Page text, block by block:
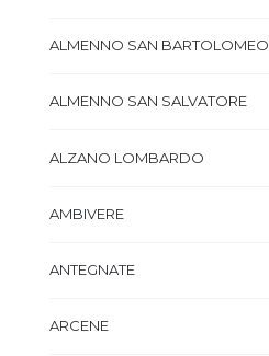
ALMENNO SAN BARTOLOMEO
ALMENNO SAN SALVATORE
ALZANO LOMBARDO
AMBIVERE
ANTEGNATE
ARCENE